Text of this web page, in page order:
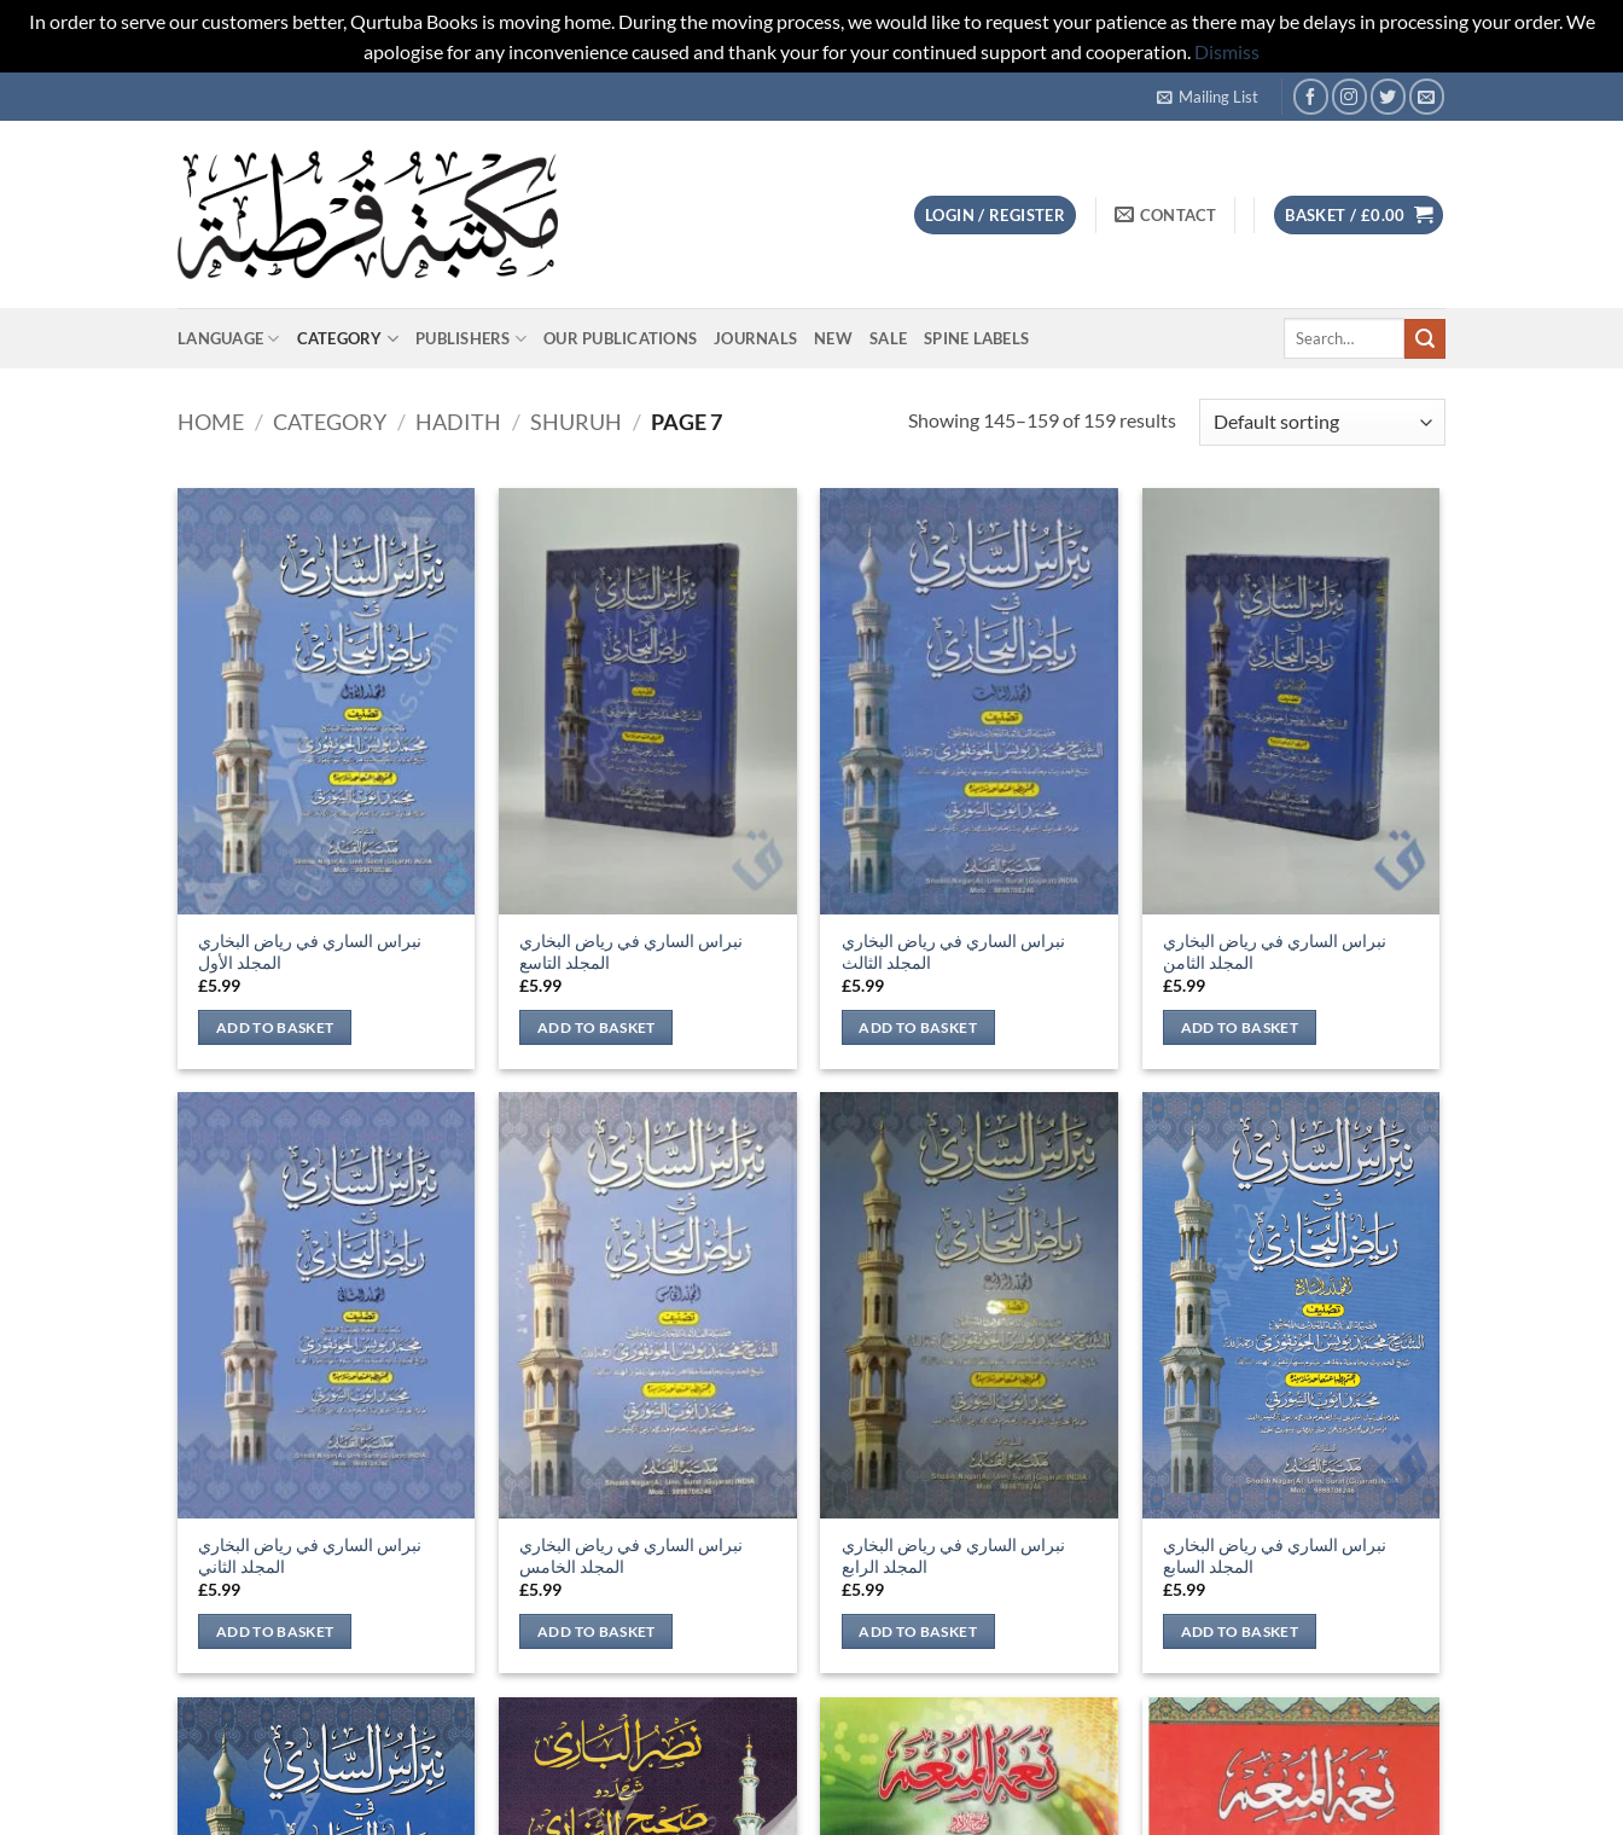
In order to serve our customers better, Qurtuba Books is moving home. During the moving process, we would like to request your patience as there may be delays in processing your order. We
apologise for any inconvenience caused and thank your for your continued support and cooperation. Dismiss
to
Mailing List
LOGIN / REGISTER CONTACT BASKET / £0.00
LANGUAGE CATEGORY PUBLISHERS OUR PUBLICATIONS JOURNALS NEW SALE SPINE LABELS
Search
HOME / CATEGORY / HADITH / SHURUH / PAGE 7 Showing 145–159 of 159 results
نبراس الساري في رياض البخاري
المجلد الأول
£5.99
ADD TO BASKET
نبراس الساري في رياض البخاري
المجلد التاسع
£5.99
ADD TO BASKET
نبراس الساري في رياض البخاري
المجلد الثالث
£5.99
ADD TO BASKET
نبراس الساري في رياض البخاري
المجلد الثامن
£5.99
ADD TO BASKET
نبراس الساري في رياض البخاري
المجلد الثاني
£5.99
ADD TO BASKET
نبراس الساري في رياض البخاري
المجلد الخامس
£5.99
ADD TO BASKET
نبراس الساري في رياض البخاري
المجلد الرابع
£5.99
ADD TO BASKET
نبراس الساري في رياض البخاري
المجلد السابع
£5.99
ADD TO BASKET